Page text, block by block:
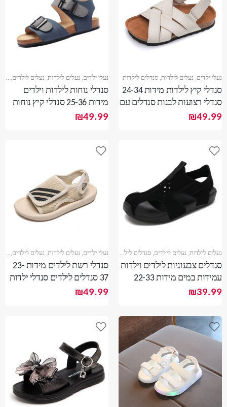
נעלי ילדים נעלים לילדות סנדלים לילדות
סנדלי קיץ לילדות מידות 24-34
סנדלי רצועות לבנות סנדלים עם
סקוטשים
₪49.99
נעלי ילדים נעלים לילדות נעלים לילדים
סנדלי נוחות לילדות וילדים
מידות 25-36 סנדלי קיץ נוחות
לילדים סנדלים לבנות
₪49.99
נעלים לילדות, נעלים לילדים, סנדלים לילדות סנדלים לילדים
סנדלים צבעוניות לילדים וילדות
עמידות במים מידות 22-33
סנדלי קיץ סגורות לילדים
₪39.99
נעלי ילדים, נעלים לילדות, נעלים לילדים,
סנדלי רשת לילדים מידות 23-
37 סנדלים לילדים סנדלי ילדות
₪49.99